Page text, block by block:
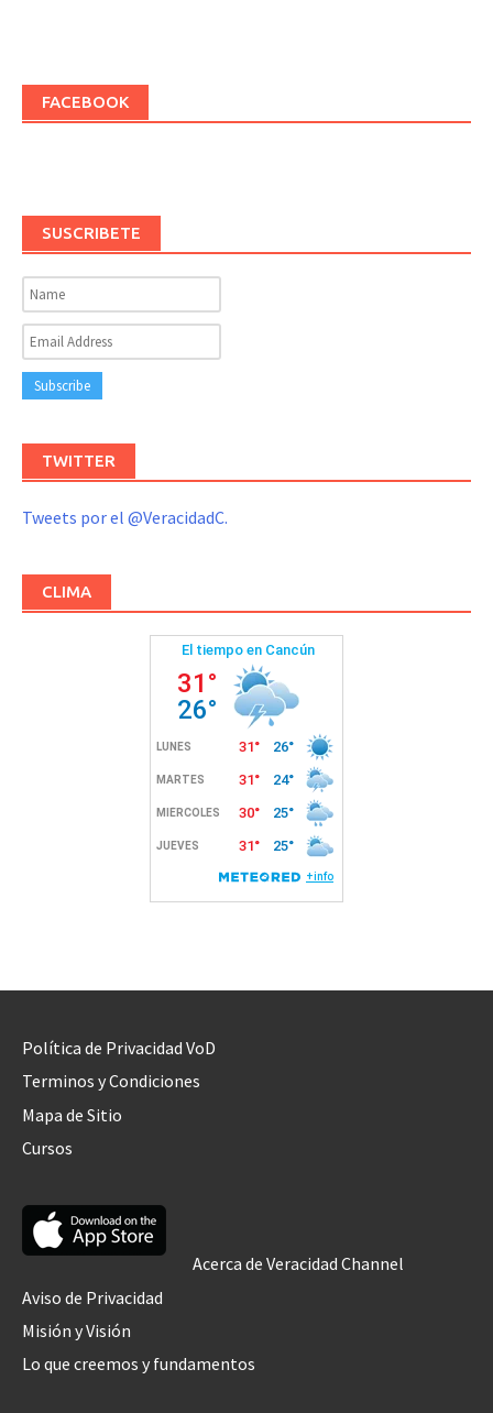
FACEBOOK
SUSCRIBETE
TWITTER
Tweets por el @VeracidadC.
CLIMA
Política de Privacidad VoD
Terminos y Condiciones
Mapa de Sitio
Cursos
Acerca de Veracidad Channel
Aviso de Privacidad
Misión y Visión
Lo que creemos y fundamentos